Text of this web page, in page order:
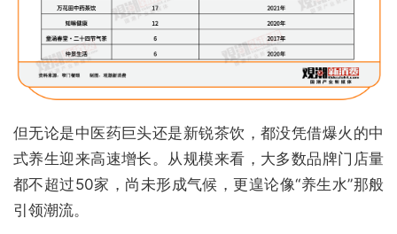
但无论是中医药巨头还是新锐茶饮，都没凭借爆火的中
式养生迎来高速增长。从规模来看，大多数品牌门店量
都不超过50家，尚未形成气候，更遑论像“养生水”那般
引领潮流。